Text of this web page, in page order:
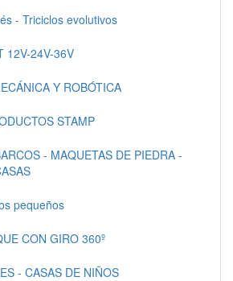
- Triciclos evolutivos
12V-24V-36V
Y ROBÓTICA
STAMP
- MAQUETAS DE PIEDRA -
pequeños
CON GIRO 360º
- CASAS DE NIÑOS